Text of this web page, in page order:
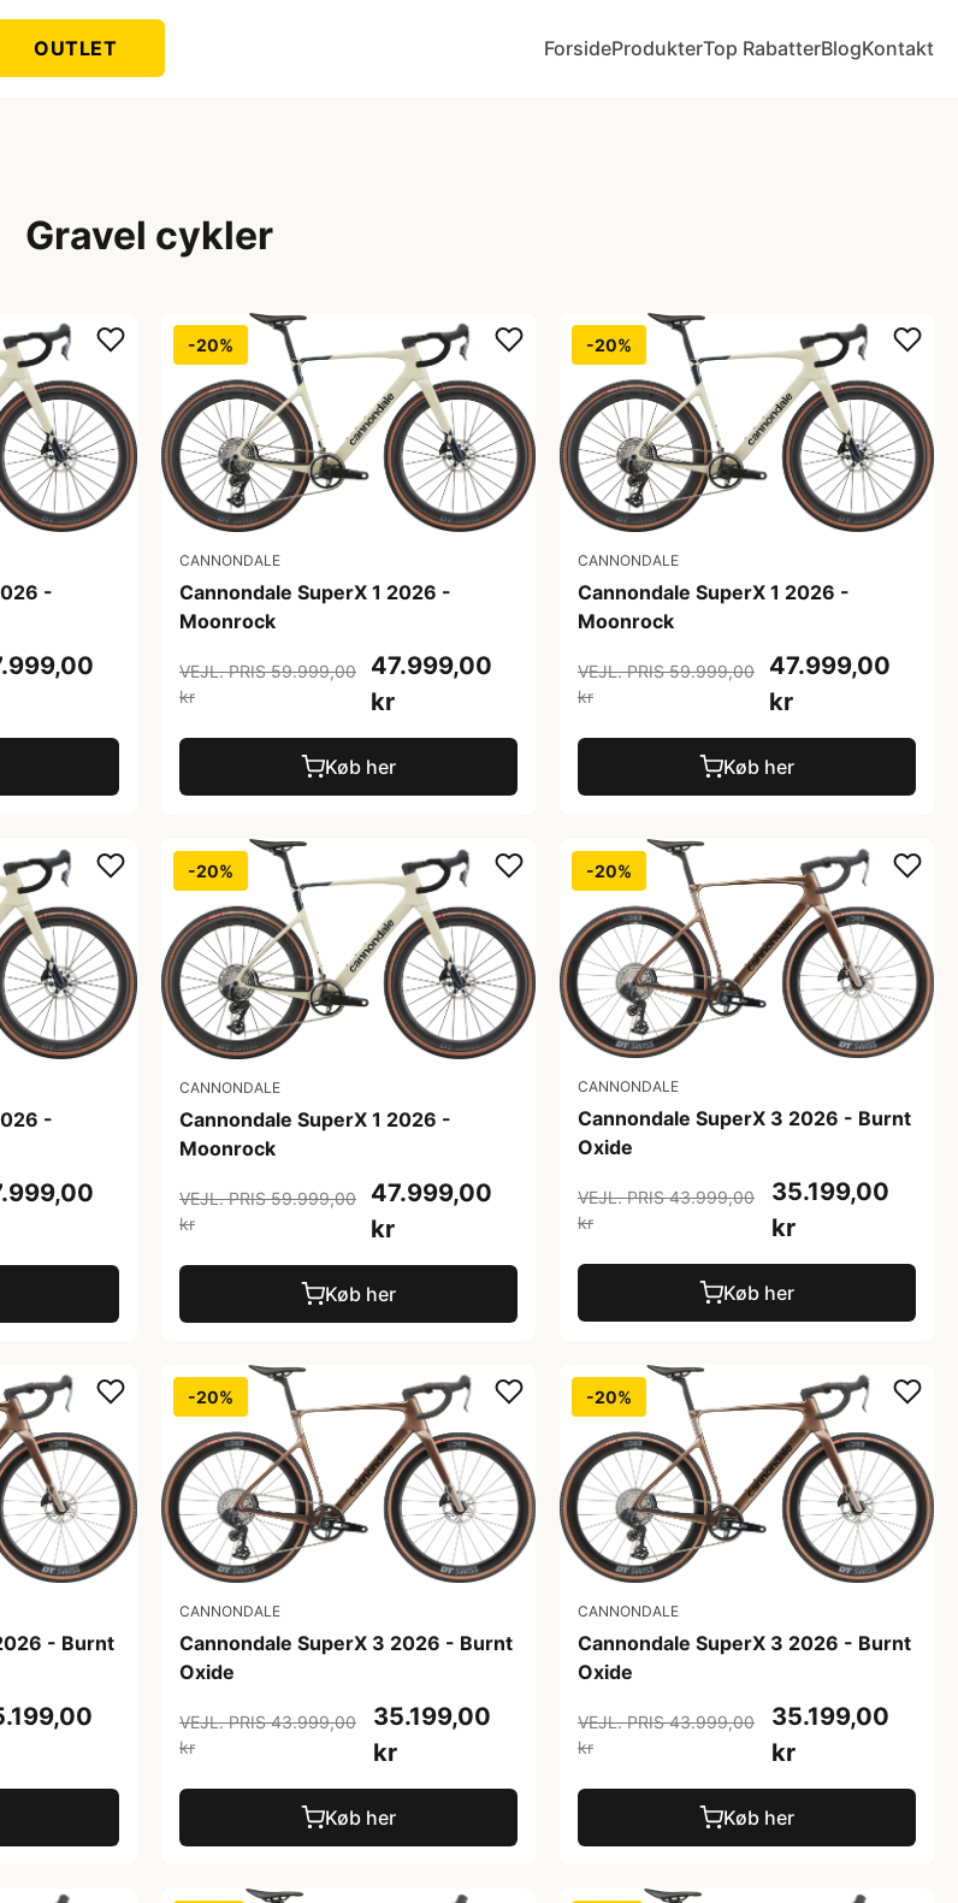
OUTLET ForsideProdukterTop RabatterBlogKontakt
Gravel cykler
-
-20%
CANNONDALE
Cannondale SuperX 1 2026 -
Moonrock
VEJL. PRIS 59.999,00
kr
47.999,00
kr
Køb her
-20%
CANNONDALE
Cannondale SuperX 1 2026 -
Moonrock
VEJL. PRIS 59.999,00
kr
47.999,00
kr
Køb her
-
-20%
CANNONDALE
Cannondale SuperX 1 2026 -
Moonrock
VEJL. PRIS 59.999,00
kr
47.999,00
kr
Køb her
-20%
CANNONDALE
Cannondale SuperX 3 2026 - Burnt
Oxide
VEJL. PRIS 43.999,00
kr
35.199,00
kr
Køb her
- Burnt
-20%
CANNONDALE
Cannondale SuperX 3 2026 - Burnt
Oxide
VEJL. PRIS 43.999,00
kr
35.199,00
kr
Køb her
-20%
CANNONDALE
Cannondale SuperX 3 2026 - Burnt
Oxide
VEJL. PRIS 43.999,00
kr
35.199,00
kr
Køb her